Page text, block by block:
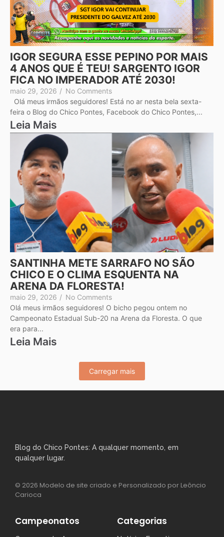
IGOR SEGURA ESSE PEPINO POR MAIS
4 ANOS QUE É TEU! SARGENTO IGOR
FICA NO IMPERADOR ATÉ 2030!
maio 29, 2026 / No Comments
Olá meus irmãos seguidores! Está no ar nesta bela sexta-
feira o Blog do Chico Pontes, Facebook do Chico Pontes,...
Leia Mais
SANTINHA METE SARRAFO NO SÃO
CHICO E O CLIMA ESQUENTA NA
ARENA DA FLORESTA!
maio 29, 2026 / No Comments
Olá meus irmãos seguidores! O bicho pegou ontem no
Campeonato Estadual Sub-20 na Arena da Floresta. O que
era para...
Leia Mais
Carregar mais
Blog do Chico Pontes: A qualquer momento, em
qualquer lugar.
© 2026 Modelo de site criado e Personalizado por Leôncio
Carioca
Campeonatos Categorias